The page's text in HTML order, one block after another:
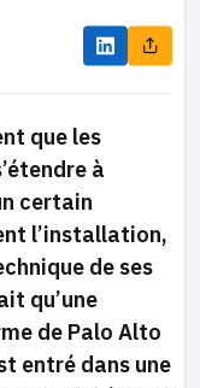
que les
à
certain
l’installation,
de ses
qu’une
de Palo Alto
entré dans une